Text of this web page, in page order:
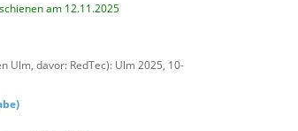
am 12.11.2025
Ulm, davor: RedTec): Ulm 2025, 10-